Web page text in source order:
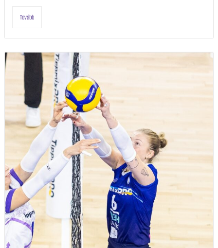
Tovább